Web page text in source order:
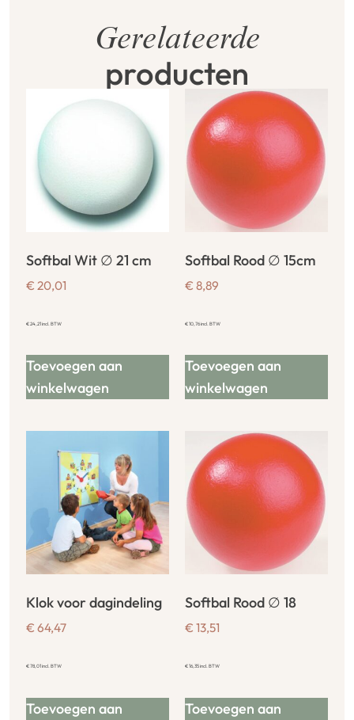
Gerelateerde
producten
Softbal Wit ∅ 21 cm
€ 20,01
€24,21incl. BTW
Toevoegen aan
winkelwagen
Softbal Rood ∅ 15cm
€ 8,89
€10,76incl. BTW
Toevoegen aan
winkelwagen
Klok voor dagindeling
€ 64,47
€78,01incl. BTW
Toevoegen aan
Softbal Rood ∅ 18
€ 13,51
€16,35incl. BTW
Toevoegen aan